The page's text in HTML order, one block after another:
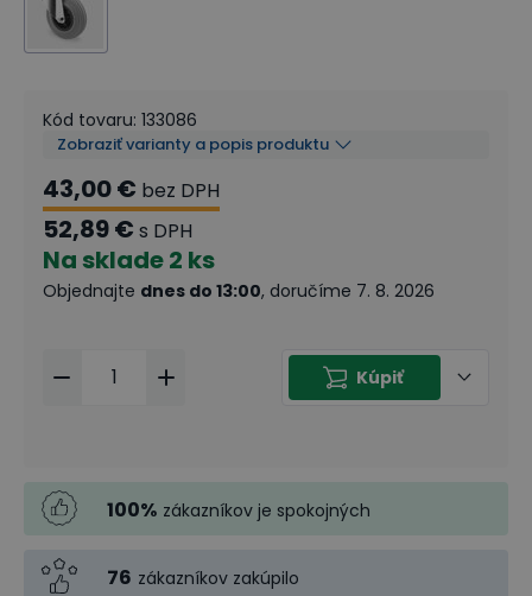
Kód tovaru: 133086
Zobraziť varianty a popis produktu
43,00 € bez DPH
52,89 € s DPH
Na sklade2 ks
Objednajte dnes do 13:00, doručíme 7. 8. 2026
Kúpiť
100% zákazníkov je spokojných
76 zákazníkov zakúpilo